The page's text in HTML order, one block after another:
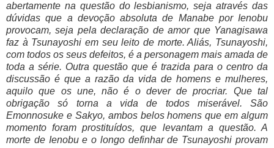
abertamente na questão do lesbianismo, seja através das
dúvidas que a devoção absoluta de Manabe por Ienobu
provocam, seja pela declaração de amor que Yanagisawa
faz à Tsunayoshi em seu leito de morte. Aliás, Tsunayoshi,
com todos os seus defeitos, é a personagem mais amada de
toda a série. Outra questão que é trazida para o centro da
discussão é que a razão da vida de homens e mulheres,
aquilo que os une, não é o dever de procriar. Que tal
obrigação só torna a vida de todos miserável. São
Emonnosuke e Sakyo, ambos belos homens que em algum
momento foram prostituídos, que levantam a questão. A
morte de Ienobu e o longo definhar de Tsunayoshi provam